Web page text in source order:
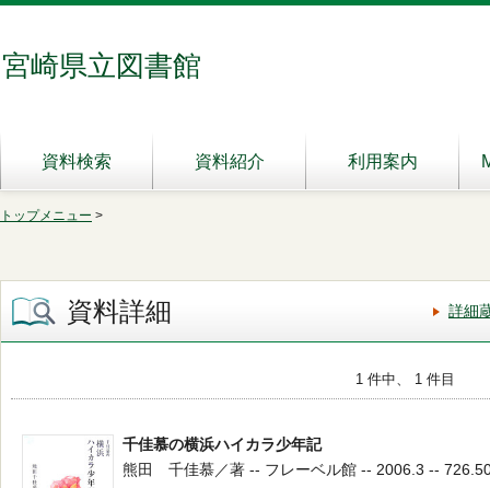
宮崎県立図書館
資料検索 資料紹介 利用案内
トップメニュー >
資料詳細 詳細
1 件中、 1 件目
千佳慕の横浜ハイカラ少年記
熊田 千佳慕／著 -- フレーベル館 -- 2006.3 --